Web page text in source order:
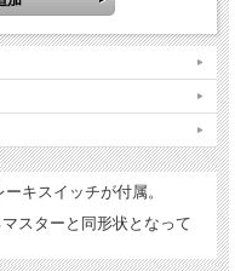
キスイッチが付属。
スターと同形状となって